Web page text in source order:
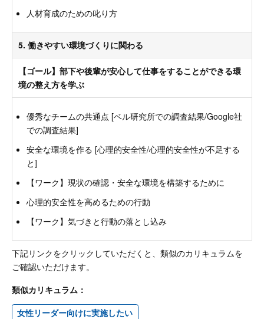
人材育成のための叱り方
5. 働きやすい環境づくりに関わる
【ゴール】部下や後輩が安心して仕事をすることができる環
境の整え方を学ぶ
優秀なチームの共通点 [ベル研究所での調査結果/Google社
での調査結果]
安全な環境を作る [心理的安全性/心理的安全性が不足する
と]
【ワーク】現状の確認・安全な環境を構築するために
心理的安全性を高めるための行動
【ワーク】気づきと行動の落とし込み
下記リンクをクリックしていただくと、類似のカリキュラムを
ご確認いただけます。
類似カリキュラム：
女性リーダー向けに実施したい